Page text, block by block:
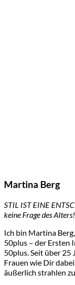
Martina Berg
STIL IST EINE
keine Frage des Alters!
Ich bin Martina
50plus – der Ersten
50plus. Seit über 25
Frauen wie Dir
äußerlich strahlen